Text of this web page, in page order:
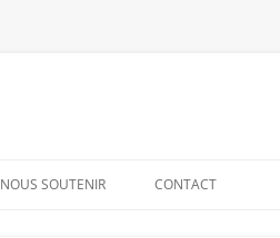
NOUS SOUTENIR CONTACT